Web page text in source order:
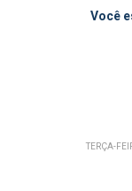
Você
TERÇA-